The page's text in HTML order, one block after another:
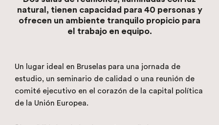
natural, tienen capacidad para 40 personas y
ofrecen un ambiente tranquilo propicio para
el trabajo en equipo.
Un lugar ideal en Bruselas para una jornada de
estudio, un seminario de calidad o una reunión de
comité ejecutivo en el corazón de la capital política
de la Unión Europea.